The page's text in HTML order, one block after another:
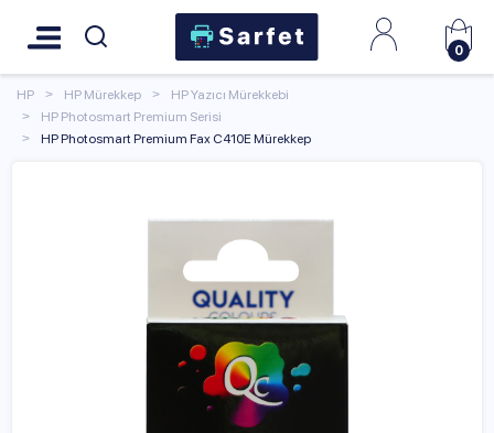
0
HP HP Mürekkep
HP Yazıcı Mürekkebi
HP Photosmart Premium Serisi
HP Photosmart Premium Fax C410E Mürekkep